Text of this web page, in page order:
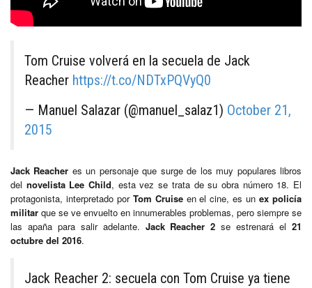
Tom Cruise volverá en la secuela de Jack
Reacher https://t.co/NDTxPQVyQ0
— Manuel Salazar (@manuel_salaz1) October 21,
2015
Jack Reacher es un personaje que surge de los muy populares libros
del novelista Lee Child, esta vez se trata de su obra número 18. El
protagonista, interpretado por Tom Cruiseen el cine, es unex policía
militar que se ve envuelto en innumerables problemas, pero siempre se
las apaña para salir adelante. Jack Reacher 2 se estrenará el21
octubre del 2016.
Jack Reacher 2: secuela con Tom Cruise ya tiene